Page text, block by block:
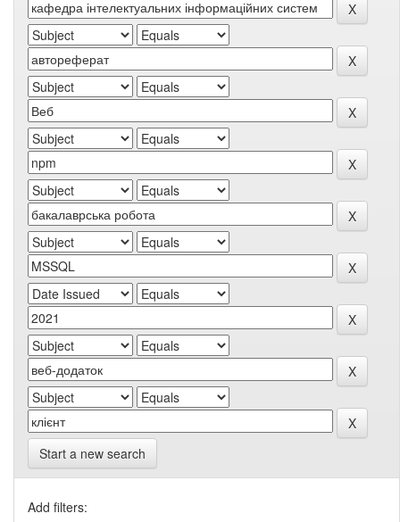
Start a new search
Add filters: